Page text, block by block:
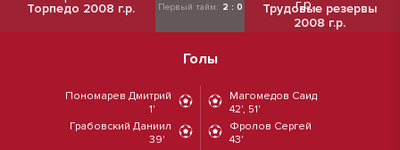
Торпедо 2008 г.р. Первый тайм: 2 : 0
Трудовые резервы
2008 г.р.
Голы
Пономарев Дмитрий
1'
Грабовский Даниил
39'
Магомедов Саид
42', 51'
Фролов Сергей
43'